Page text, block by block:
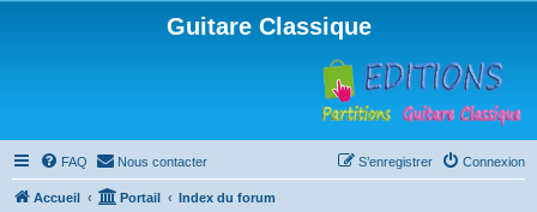
Guitare Classique
FAQ Nous contacter Connexion
S’enregistrer
Accueil Portail Index du forum